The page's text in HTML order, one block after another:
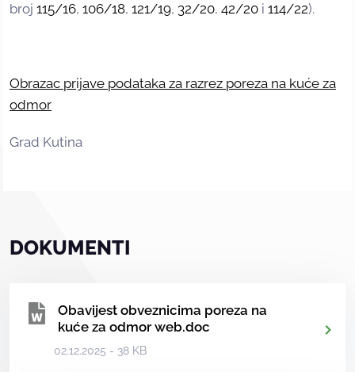
broj 115/16, 106/18, 121/19, 32/20, 42/20 i 114/22).
Obrazac prijave podataka za razrez poreza na kuće za
odmor
Grad Kutina
DOKUMENTI
Obavijest obveznicima poreza na
kuće za odmor web.doc
02.12.2025 - 38 KB